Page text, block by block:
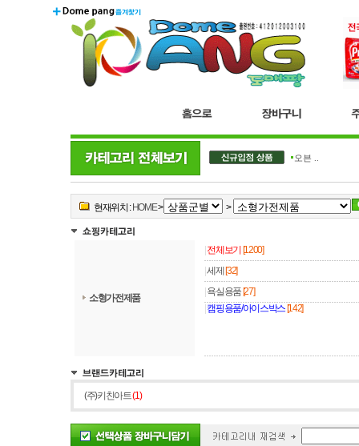
더블.. 오븐 ..
현재위치 : HOME> >
소형가전제품
전체보기 [1200]
세제 [32]
욕실용품 [27]
캠핑용품/아이스박스 [142]
(주)키친아트(1)